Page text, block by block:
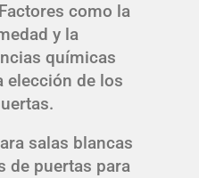
como la
y la
químicas
elección de los
salas blancas
de puertas para